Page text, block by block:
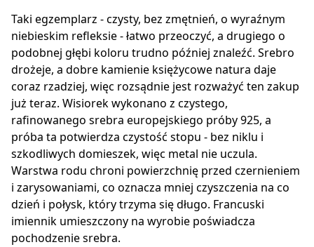
Taki egzemplarz - czysty, bez zmętnień, o wyraźnym
niebieskim refleksie - łatwo przeoczyć, a drugiego o
podobnej głębi koloru trudno później znaleźć. Srebro
drożeje, a dobre kamienie księżycowe natura daje
coraz rzadziej, więc rozsądnie jest rozważyć ten zakup
już teraz. Wisiorek wykonano z czystego,
rafinowanego srebra europejskiego próby 925, a
próba ta potwierdza czystość stopu - bez niklu i
szkodliwych domieszek, więc metal nie uczula.
Warstwa rodu chroni powierzchnię przed czernieniem
i zarysowaniami, co oznacza mniej czyszczenia na co
dzień i połysk, który trzyma się długo. Francuski
imiennik umieszczony na wyrobie poświadcza
pochodzenie srebra.